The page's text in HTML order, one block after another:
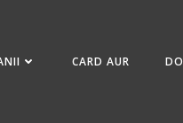
CARD AUR